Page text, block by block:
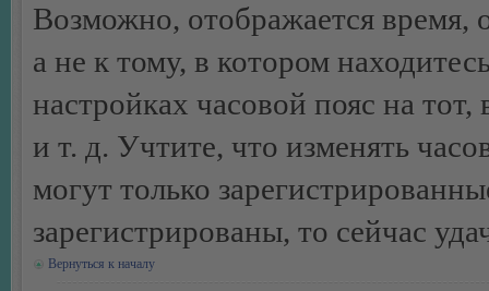
Возможно, отображается время,
а не к тому, в котором
настройках часовой пояс на
и т. д. Учтите, что изменять
могут только
зарегистрированы, то сейчас
Вернуться к началу